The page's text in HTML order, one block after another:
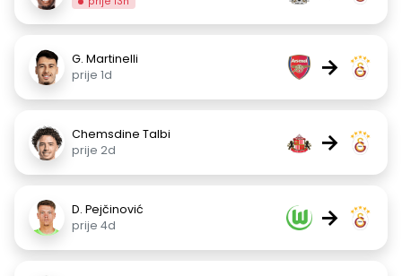
G. Martinelli
prije 1d
→
Chemsdine Talbi
prije 2d
→
D. Pejčinović
prije 4d
→